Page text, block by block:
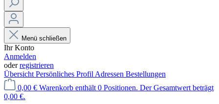
Menü schließen
Ihr Konto
Anmelden
oderregistrieren
Übersicht Persönliches Profil Adressen Bestellungen
0,00 € Warenkorb enthält 0 Positionen. Der Gesamtwert beträgt
0,00 €.